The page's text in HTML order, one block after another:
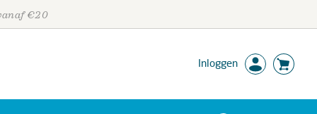
€20
Inloggen